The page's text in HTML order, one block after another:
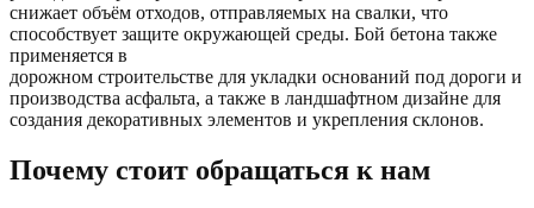
снижает объём отходов, отправляемых на свалки, что
способствует защите окружающей среды. Бой бетона также
применяется в
дорожном строительстве для укладки оснований под дороги и
производства асфальта, а также в ландшафтном дизайне для
создания декоративных элементов и укрепления склонов.
Почему стоит обращаться к нам